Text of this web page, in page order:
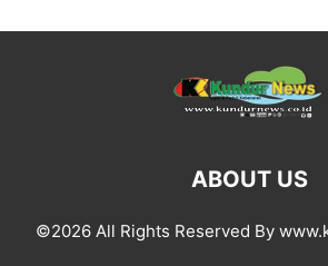
ABOUT US
©2026 All Rights Reserved By